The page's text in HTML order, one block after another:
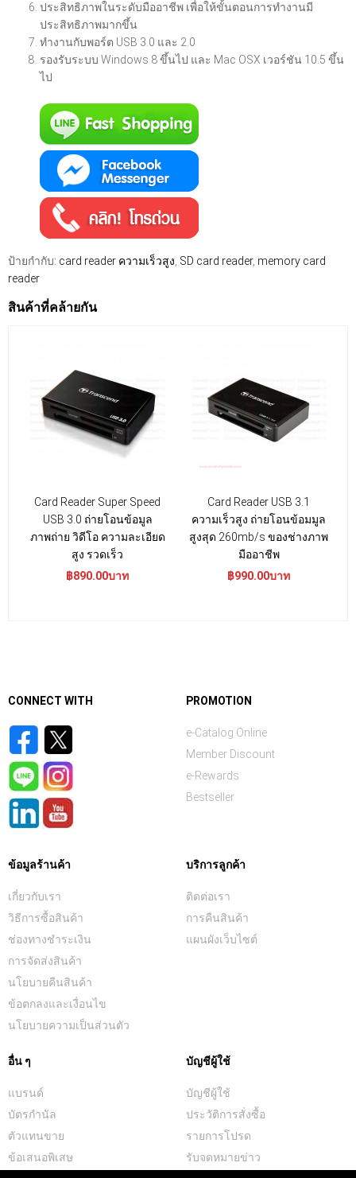
ประสิทธิภาพในระดับมืออาชีพ เพื่อให้ขั้นตอนการทำงานมี
ประสิทธิภาพมากขึ้น
ทำงานกับพอร์ต USB 3.0 และ 2.0
รองรับระบบ Windows 8 ขึ้นไป และ Mac OSX เวอร์ชัน 10.5 ขึ้น
ไป
ป้ายกำกับ: card reader ความเร็วสูง, SD card reader, memory card
reader
สินค้าที่คล้ายกัน
Card Reader Super Speed
USB 3.0 ถ่ายโอนข้อมูล
ภาพถ่าย วิดีโอ ความละเอียด
สูง รวดเร็ว
฿890.00บาท
Card Reader USB 3.1
ความเร็วสูง ถ่ายโอนข้อมมูล
สูงสุด 260mb/s ของช่างภาพ
มืออาชีพ
฿990.00บาท
CONNECT WITH PROMOTION
e-Catalog Online
Member Discount
e-Rewards
Bestseller
ข้อมูลร้านค้า
เกี่ยวกับเรา
วิธีการซื้อสินค้า
ช่องทางชำระเงิน
การจัดส่งสินค้า
นโยบายคืนสินค้า
ข้อตกลงและเงื่อนไข
นโยบายความเป็นส่วนตัว
บริการลูกค้า
ติดต่อเรา
การคืนสินค้า
แผนผังเว็บไซต์
อื่น ๆ
แบรนด์
บัตรกำนัล
ตัวแทนขาย
ข้อเสนอพิเสษ
บัญชีผู้ใช้
บัญชีผู้ใช้
ประวัติการสั่งซื้อ
รายการโปรด
รับจดหมายข่าว